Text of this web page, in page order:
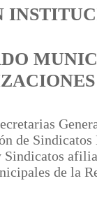
de
Sindicatos
de la